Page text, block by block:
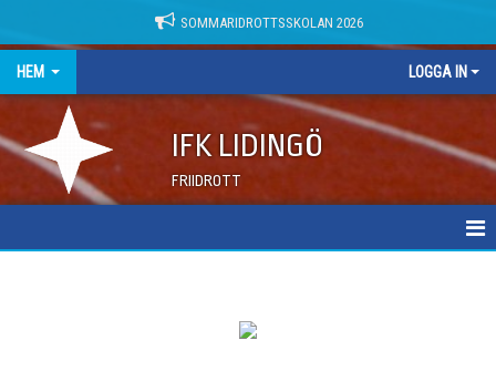
SOMMARIDROTTSSKOLAN 2026
HEM LOGGA IN
IFK LIDINGÖ
FRIIDROTT